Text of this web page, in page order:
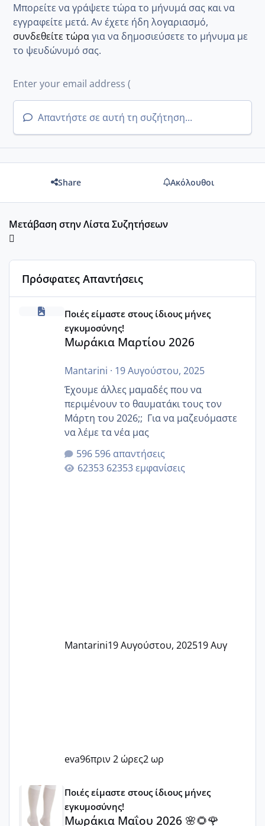
Μπορείτε να γράψετε τώρα το μήνυμά σας και να
εγγραφείτε μετά. Αν έχετε ήδη λογαριασμό,
συνδεθείτε τώραγια να δημοσιεύσετε το μήνυμα με
το ψευδώνυμό σας.
Απαντήστε σε αυτή τη συζήτηση...
Share Ακόλουθοι
Μετάβαση στην Λίστα Συζητήσεων
Πρόσφατες Απαντήσεις
Μωράκια Μαρτίου 2026
Ποιές είμαστε στους ίδιους μήνες
εγκυμοσύνης!
Μωράκια Μαρτίου 2026
Mantarini · 19 Αυγούστου, 2025
Έχουμε άλλες μαμαδές που να
περιμένουν το θαυματάκι τους τον
Μάρτη του 2026;; Για να μαζευόμαστε
να λέμε τα νέα μας
596 απαντήσεις
62353 εμφανίσεις
Mantarini19 Αυγούστου, 202519 Αυγ
eva96πριν 2 ώρες2 ωρ
Μωράκια Μαΐου 2026 🌸🌻🌹
Ποιές είμαστε στους ίδιους μήνες
εγκυμοσύνης!
Μωράκια Μαΐου 2026 🌸🌻🌹